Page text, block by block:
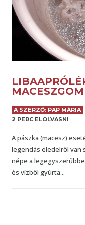
A SZERZŐ: PAP MÁRIA
2 PERC ELOLVASNI
A pászka (macesz)
legendás eledelről van
népe a
és vízből gyúrta...